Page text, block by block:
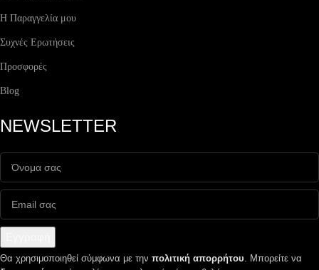
Η Παραγγελία μου
Συχνές Ερωτήσεις
Προσφορές
Blog
NEWSLETTER
Θα χρησιμοποιηθεί σύμφωνα με την πολιτική απορρήτου . Μπορείτε να